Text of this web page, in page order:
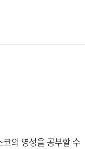
의 영성을 공부할 수